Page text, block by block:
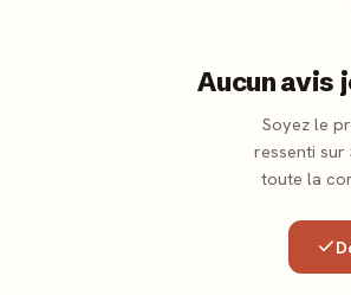
Aucun avis
Soyez le
ressenti sur
toute la